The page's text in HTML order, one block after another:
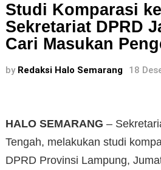
Studi Komparasi
Sekretariat DPRD
Cari Masukan
by Redaksi Halo Semarang 18
HALO SEMARANG –
Tengah, melakukan studi
DPRD Provinsi Lampung,